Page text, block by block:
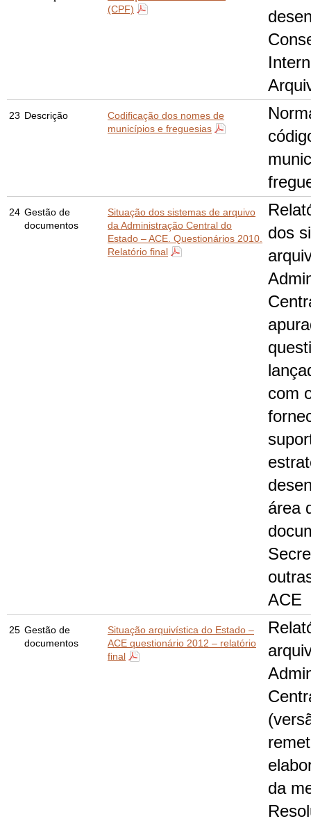
(CPF)
23 Descrição
Codificação dos nomes de
municípios e freguesias
24 Gestão de
documentos
Situação dos sistemas de arquivo
da Administração Central do
Estado – ACE. Questionários 2010.
Relatório final
dos
com
área
ACE
25 Gestão de
documentos
Situação arquivística do Estado –
ACE questionário 2012 – relatório
final
da